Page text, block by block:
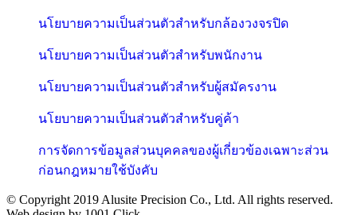
นโยบายความเป็นส่วนตัวสำหรับกล้องวงจรปิด
นโยบายความเป็นส่วนตัวสำหรับพนักงาน
นโยบายความเป็นส่วนตัวสำหรับผู้สมัครงาน
นโยบายความเป็นส่วนตัวสำหรับคู่ค้า
การจัดการข้อมูลส่วนบุคคลของผู้เกี่ยวข้องเฉพาะส่วน
ก่อนกฎหมายใช้บังคับ
© Copyright 2019 Alusite Precision Co., Ltd. All rights reserved.